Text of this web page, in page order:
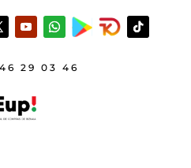
29 03 46